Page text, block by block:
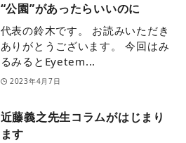
“公園”があったらいいのに
代表の鈴木です。 お読みいただき
ありがとうございます。 今回はみ
るみるとEyetem...
2023年4月7日
近藤義之先生コラムがはじまり
ます